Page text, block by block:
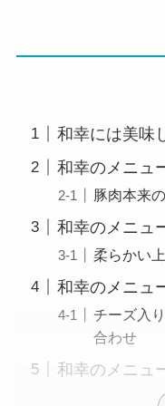
和幸には美味
和幸のメニュ
豚肉本来
和幸のメニュ
柔らかい
和幸のメニュ
チーズ入
合わせ
和幸のメニュ